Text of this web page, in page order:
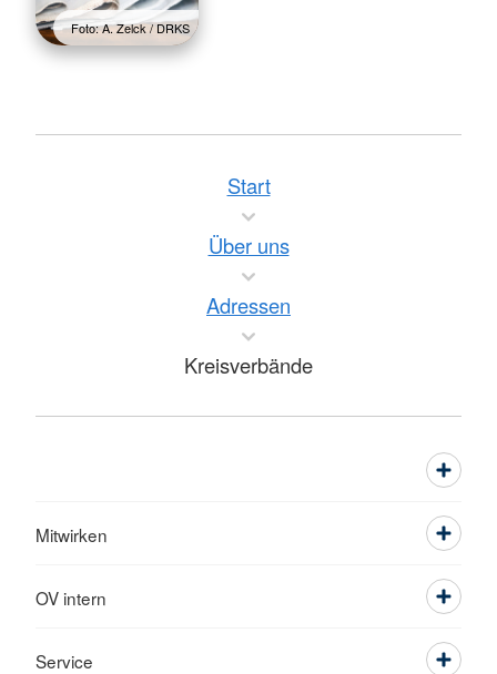
Foto: A. Zelck / DRKS
Start
Über uns
Adressen
Kreisverbände
Mitwirken
OV intern
Service